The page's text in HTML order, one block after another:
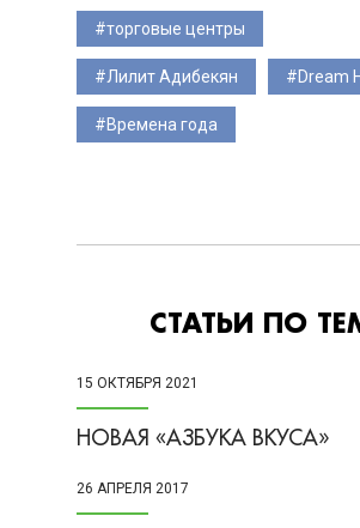
торговые центры
Лилит Адибекян Dream
Времена года
СТАТЬИ ПО
15 ОКТЯБРЯ 2021
НОВАЯ «АЗБУКА ВКУСА»
26 АПРЕЛЯ 2017